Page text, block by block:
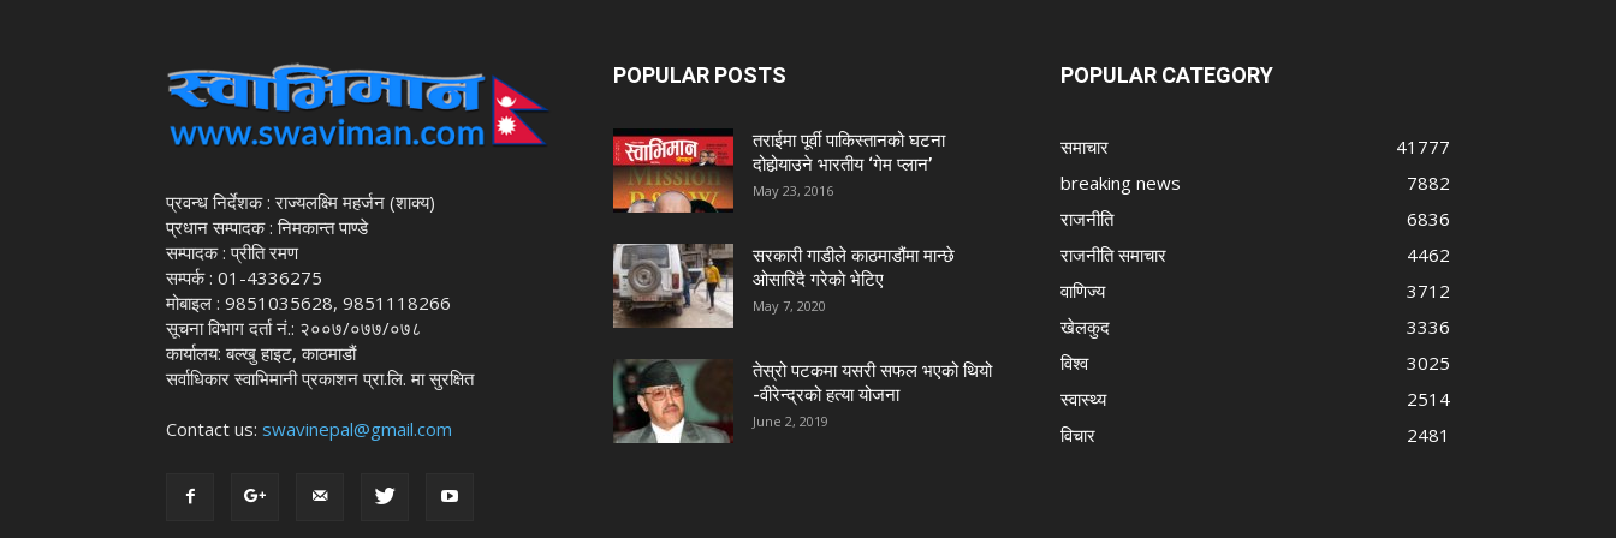
प्रवन्ध निर्देशक : राज्यलक्ष्मि महर्जन (शाक्य)
प्रधान सम्पादक : निमकान्त पाण्डे
सम्पादक : प्रीति रमण
सम्पर्क : 01-4336275
मोबाइल : 9851035628, 9851118266
सूचना विभाग दर्ता नं.: २००७/०७७/०७८
कार्यालय: बल्खु हाइट, काठमाडौं
सर्वाधिकार स्वाभिमानी प्रकाशन प्रा.लि. मा सुरक्षित
Contact us: swavinepal@gmail.com
POPULAR POSTS
तराईमा पूर्वी पाकिस्तानको घटना
दोहोर्‍याउने भारतीय ‘गेम प्लान’
May 23, 2016
सरकारी गाडीले काठमाडौंमा मान्छे
ओसारिदै गरेकाे भेटिए
May 7, 2020
तेस्रो पटकमा यसरी सफल भएको थियो
-वीरेन्द्रको हत्या योजना
June 2, 2019
POPULAR CATEGORY
समाचार
41777
breaking news
7882
राजनीति
6836
राजनीति समाचार
4462
वाणिज्य
3712
खेलकुद
3336
विश्व
3025
स्वास्थ्य
2514
विचार
2481